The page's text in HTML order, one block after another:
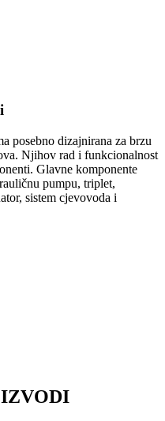
posebno dizajnirana za brzu
Njihov rad i funkcionalnost
Glavne komponente
pumpu, triplet,
sistem cjevovoda i